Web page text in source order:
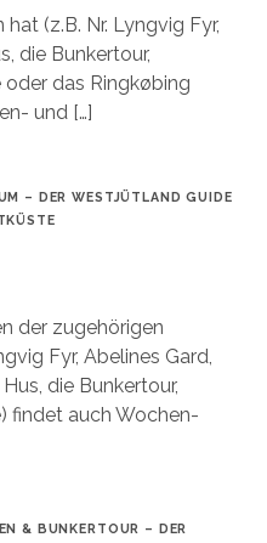
(z.B. Nr. Lyngvig Fyr,
die Bunkertour,
das Ringkøbing
und […]
– DER WESTJÜTLAND GUIDE
der zugehörigen
Fyr, Abelines Gard,
die Bunkertour,
findet auch Wochen-
& BUNKERTOUR – DER